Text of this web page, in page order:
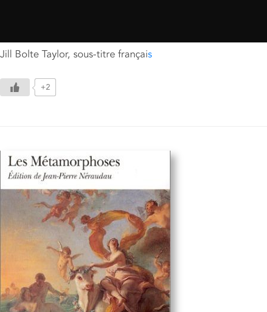
Jill Bolte Taylor, sous-titre français
+2